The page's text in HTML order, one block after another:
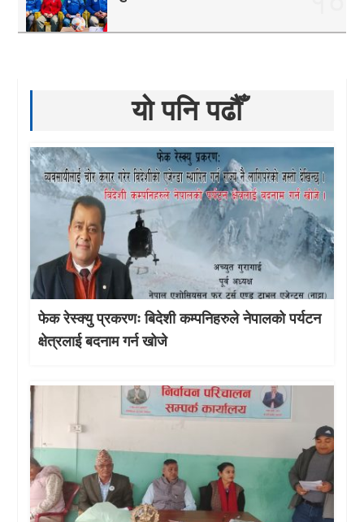
यो पनि पढौँ
फेक रेस्क्यु प्रकरणः बिदेशी कम्पनिहरुले नेपालको पर्यटन
क्षेत्रलाई बदनाम गर्न खोजे